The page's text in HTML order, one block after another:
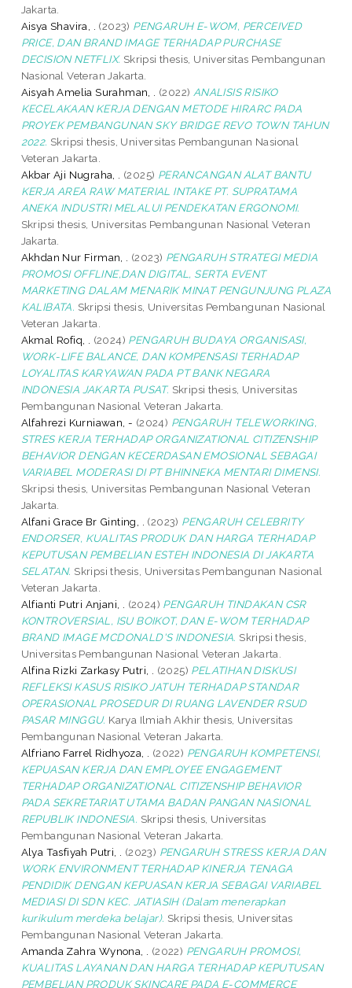
Jakarta.
Aisya Shavira, .
(2023) PENGARUH E-WOM, PERCEIVED
PRICE, DAN BRAND IMAGE TERHADAP PURCHASE
DECISION NETFLIX. Skripsi thesis, Universitas Pembangunan
Nasional Veteran Jakarta.
Aisyah Amelia Surahman, .
(2022) ANALISIS RISIKO
KECELAKAAN KERJA DENGAN METODE HIRARC PADA
PROYEK PEMBANGUNAN SKY BRIDGE REVO TOWN TAHUN
2022. Skripsi thesis, Universitas Pembangunan Nasional
Veteran Jakarta.
Akbar Aji Nugraha, .
(2025) PERANCANGAN ALAT BANTU
KERJA AREA RAW MATERIAL INTAKE PT. SUPRATAMA
ANEKA INDUSTRI MELALUI PENDEKATAN ERGONOMI.
Skripsi thesis, Universitas Pembangunan Nasional Veteran
Jakarta.
Akhdan Nur Firman, .
(2023) PENGARUH STRATEGI MEDIA
PROMOSI OFFLINE,DAN DIGITAL, SERTA EVENT
MARKETING DALAM MENARIK MINAT PENGUNJUNG PLAZA
KALIBATA. Skripsi thesis, Universitas Pembangunan Nasional
Veteran Jakarta.
Akmal Rofiq, .
(2024) PENGARUH BUDAYA ORGANISASI,
WORK-LIFE BALANCE, DAN KOMPENSASI TERHADAP
LOYALITAS KARYAWAN PADA PT BANK NEGARA
INDONESIA JAKARTA PUSAT. Skripsi thesis, Universitas
Pembangunan Nasional Veteran Jakarta.
Alfahrezi Kurniawan, - (2024) PENGARUH TELEWORKING,
STRES KERJA TERHADAP ORGANIZATIONAL CITIZENSHIP
BEHAVIOR DENGAN KECERDASAN EMOSIONAL SEBAGAI
VARIABEL MODERASI DI PT BHINNEKA MENTARI DIMENSI.
Skripsi thesis, Universitas Pembangunan Nasional Veteran
Jakarta.
Alfani Grace Br Ginting, .
(2023) PENGARUH CELEBRITY
ENDORSER, KUALITAS PRODUK DAN HARGA TERHADAP
KEPUTUSAN PEMBELIAN ESTEH INDONESIA DI JAKARTA
SELATAN. Skripsi thesis, Universitas Pembangunan Nasional
Veteran Jakarta.
Alfianti Putri Anjani, .
(2024) PENGARUH TINDAKAN CSR
KONTROVERSIAL, ISU BOIKOT, DAN E-WOM TERHADAP
BRAND IMAGE MCDONALD'S INDONESIA. Skripsi thesis,
Universitas Pembangunan Nasional Veteran Jakarta.
Alfina Rizki Zarkasy Putri, .
(2025) PELATIHAN DISKUSI
REFLEKSI KASUS RISIKO JATUH TERHADAP STANDAR
OPERASIONAL PROSEDUR DI RUANG LAVENDER RSUD
PASAR MINGGU. Karya Ilmiah Akhir thesis, Universitas
Pembangunan Nasional Veteran Jakarta.
Alfriano Farrel Ridhyoza, .
(2022) PENGARUH KOMPETENSI,
KEPUASAN KERJA DAN EMPLOYEE ENGAGEMENT
TERHADAP ORGANIZATIONAL CITIZENSHIP BEHAVIOR
PADA SEKRETARIAT UTAMA BADAN PANGAN NASIONAL
REPUBLIK INDONESIA. Skripsi thesis, Universitas
Pembangunan Nasional Veteran Jakarta.
Alya Tasfiyah Putri, .
(2023) PENGARUH STRESS KERJA DAN
WORK ENVIRONMENT TERHADAP KINERJA TENAGA
PENDIDIK DENGAN KEPUASAN KERJA SEBAGAI VARIABEL
MEDIASI DI SDN KEC. JATIASIH (Dalam menerapkan
kurikulum merdeka belajar). Skripsi thesis, Universitas
Pembangunan Nasional Veteran Jakarta.
Amanda Zahra Wynona, .
(2022) PENGARUH PROMOSI,
KUALITAS LAYANAN DAN HARGA TERHADAP KEPUTUSAN
PEMBELIAN PRODUK SKINCARE PADA E-COMMERCE